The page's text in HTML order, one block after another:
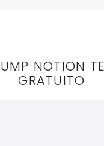
NOTION
GRATUITO